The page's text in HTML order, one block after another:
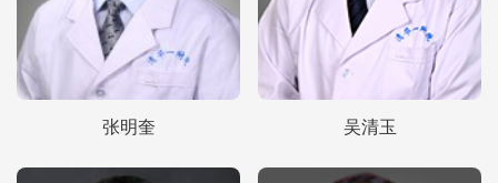
张明奎 吴清玉